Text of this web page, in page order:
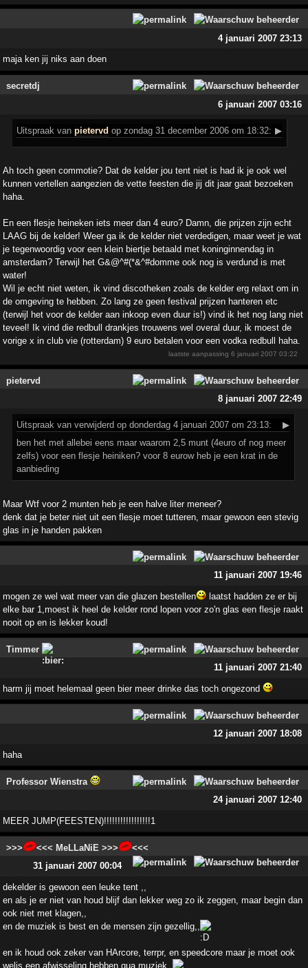
4 januari 2007 23:13
maja ken jij niks aan doen
secretdj
6 januari 2007 03:16
Uitspraak vanpietervd op zondag 31 december 2006 om 18:32: ▶
Ah toch geen commotie? Dat de kelder jou tent niet is had ik je ook wel
kunnen vertellen aangezien de vette feesten die jij dit jaar gaat bezoeken
haha.
En een flesje heineken iets meer dan 4 euro? Damn, die prijzen zijn echt
LAAG bij de kelder! Weer ga ik de kelder niet verdedigen, maar weet je wat
je tegenwoordig voor een klein biertje betaald met koninginnendag in
amsterdam? Terwijl het G&@^#(*&^#domme ook nog is verdund is met
water!
Wil je echt niet weten, ik vind discotheken zoals de kelder erg relaxt om in
de omgeving te hebben. Zo lang ze geen festival prijzen hanteren etc
(terwijl het voor de kelder aan inkoop even duur is!) vind ik het nog lang niet
teveel! Ik vind die redbull drankjes trouwens wel overal duur, ik moest de
vorige x in club vie (rotterdam) 9 euro betalen voor een vodka redbull haha.
laatste aanpassing6 januari 2007 03:22
pietervd
8 januari 2007 22:49
Uitspraak van verwijderd op donderdag 4 januari 2007 om 23:13:
▶
ben het met allebei eens maar waarom 2,5 munt (4euro of nog meer
zelfs) voor een flesje heiniken? voor 8 eurow heb je een krat in de
aanbieding
Maar Wtf voor 2 munten heb je een halve liter meneer?
denk dat je beter niet uit een flesje moet tutteren, maar gewoon een stevig
glas in je handen pakken
11 januari 2007 19:46
mogen ze wel wat meer van die glazen bestellen
laatst hadden ze er bij
elke bar 1,moest ik heel de kelder rond lopen voor zo'n glas een flesje raakt
nooit op en is lekker koud!
Timmer
11 januari 2007 21:40
harm jij moet helemaal geen bier meer drinke das toch ongezond
12 januari 2007 18:08
haha
Professor Wienstra
24 januari 2007 12:40
MEER JUMP(FEESTEN)!!!!!!!!!!!!!!!!!1
>>> <<< MeLLaNiE >>>
<<<
31 januari 2007 00:04
dekelder is gewoon een leuke tent ,,
en als je er niet van houd blijf dan lekker weg zo ik zeggen, maar begin dan
ook niet met klagen,,
en de muziek is best en de mensen zijn gezellig,,
en ik houd ook zeker van HArcore, terrpr, en speedcore maar je moet ook
welis een afwisseling hebben qua muziek,